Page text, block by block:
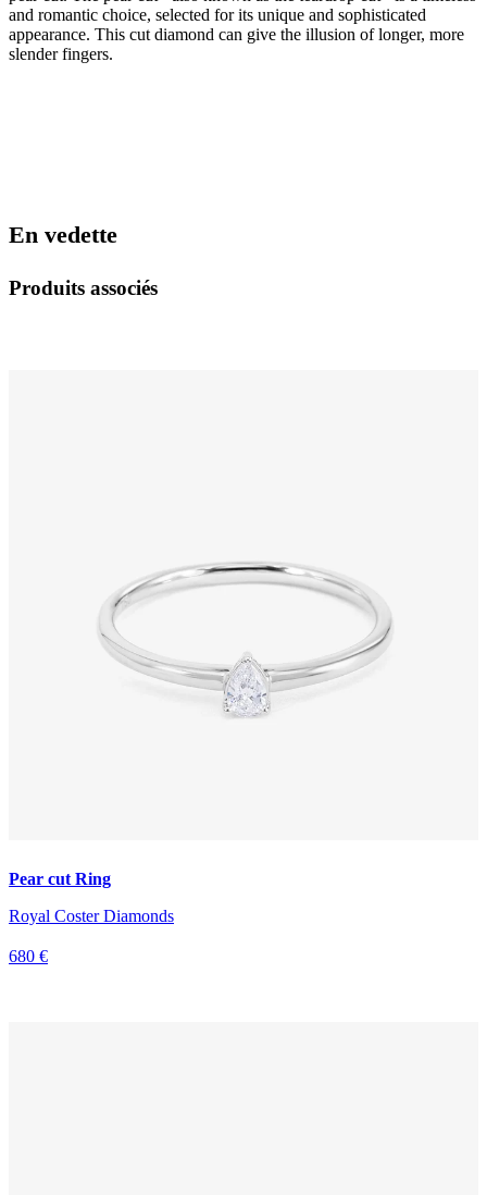
and romantic choice, selected for its unique and sophisticated
appearance. This cut diamond can give the illusion of longer, more
slender fingers.
En vedette
Produits associés
Pear cut Ring
Royal Coster Diamonds
680 €